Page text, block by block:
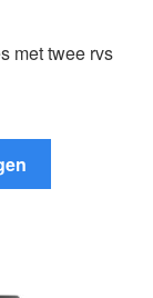
met twee rvs